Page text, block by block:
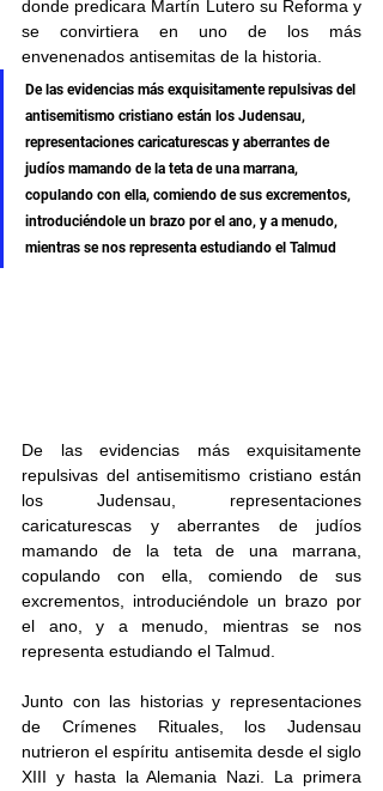
donde predicara Martín Lutero su Reforma y
se convirtiera en uno de los más
envenenados antisemitas de la historia.
De las evidencias más exquisitamente repulsivas del
antisemitismo cristiano están los Judensau,
representaciones caricaturescas y aberrantes de
judíos mamando de la teta de una marrana,
copulando con ella, comiendo de sus excrementos,
introduciéndole un brazo por el ano, y a menudo,
mientras se nos representa estudiando el Talmud
De las evidencias más exquisitamente
repulsivas del antisemitismo cristiano están
los Judensau, representaciones
caricaturescas y aberrantes de judíos
mamando de la teta de una marrana,
copulando con ella, comiendo de sus
excrementos, introduciéndole un brazo por
el ano, y a menudo, mientras se nos
representa estudiando el Talmud.
Junto con las historias y representaciones
de Crímenes Rituales, los Judensau
nutrieron el espíritu antisemita desde el siglo
XIII y hasta la Alemania Nazi. La primera